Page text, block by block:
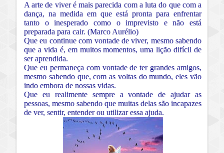
A arte de viver é mais parecida com a luta do que com a
dança, na medida em que está pronta para enfrentar
tanto o inesperado como o imprevisto e não está
preparada para cair. (Marco Aurélio)
Que eu continue com vontade de viver, mesmo sabendo
que a vida é, em muitos momentos, uma lição difícil de
ser aprendida.
Que eu permaneça com vontade de ter grandes amigos,
mesmo sabendo que, com as voltas do mundo, eles vão
indo embora de nossas vidas.
Que eu realimente sempre a vontade de ajudar as
pessoas, mesmo sabendo que muitas delas são incapazes
de ver, sentir, entender ou utilizar essa ajuda.